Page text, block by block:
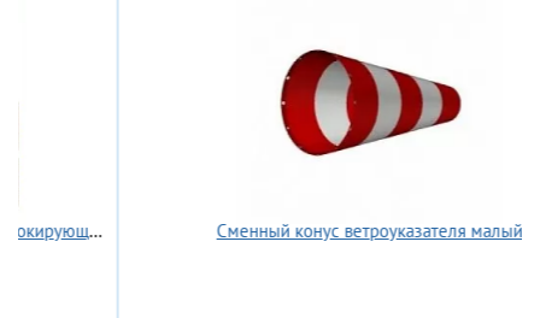
Сменный конус ветроуказателя малый